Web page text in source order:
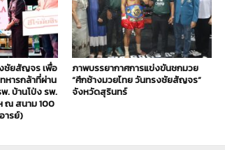
ชัยสัญจร เพื่อ
ารกล้าที่ผ่าน
. บ้านโป่ง รพ.
ณ สนาม 100
ารย์)
ภาพบรรยากาศการแข่งขันชกมวย
“ศึกช้างมวยไทย วันทรงชัยสัญจร”
จังหวัดสุรินทร์